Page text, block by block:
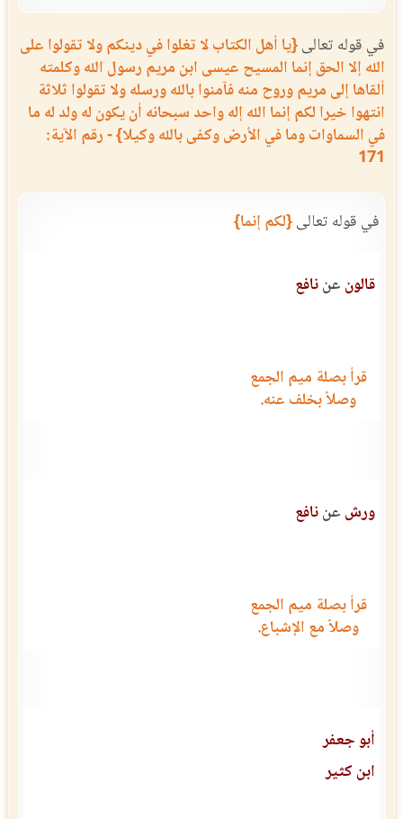
في قوله تعالى{يا أهل الكتاب لا تغلوا في دينكم ولا تقولوا على
الله إلا الحق إنما المسيح عيسى ابن مريم رسول الله وكلمته
ألقاها إلى مريم وروح منه فآمنوا بالله ورسله ولا تقولوا ثلاثة
انتهوا خيرا لكم إنما الله إله واحد سبحانه أن يكون له ولد له ما
في السماوات وما في الأرض وكفى بالله وكيلا} - رقم الآية:
171
في قوله تعالى{لكم إنما}
قالون عننافع
قرأ بصلة ميم الجمع
وصلاً بخلف عنه.
ورش عننافع
قرأ بصلة ميم الجمع
وصلاً مع الإشباع.
أبو جعفر
ابن كثير